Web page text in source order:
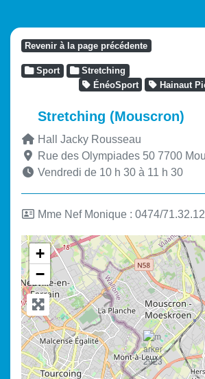
Revenir à la page précédente
Sport
Stretching
ÉnéoSport
Hainaut
Stretching (Mouscron)
Hall Jacky Rousseau
Rue des Olympiades 50 7700
Vendredi de 10 h 30 à 11 h 30
Mme Nef Monique : 0474/71.32.12
+
−